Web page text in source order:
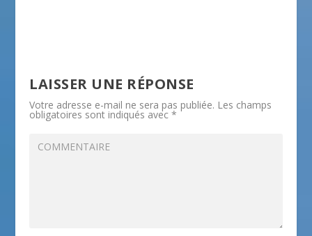
LAISSER UNE RÉPONSE
Votre adresse e-mail ne sera pas publiée. Les champs
obligatoires sont indiqués avec*